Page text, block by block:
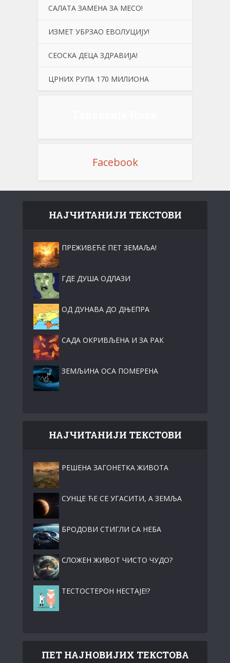
САЛАТА ЗАМЕНА ЗА МЕСО!
ИЗМЕТ УБРЗАО ЕВОЛУЦИЈУ!
СЕОСKА ДЕЦА ЗДРАВИЈА!
ЦРНИХ РУПА 170 МИЛИОНА
Facebook
НАЈЧИТАНИЈИ ТЕКСТОВИ
ПРЕЖИВЕЋЕ ПЕТ ЗЕМАЉА!
ГДЕ ДУША ОДЛАЗИ
ОД ДУНАВА ДО ДЊЕПРА
САДА ОКРИВЉЕНА И ЗА РАК
ЗЕМЉИНА ОСА ПОМЕРЕНА
НАЈЧИТАНИЈИ ТЕКСТОВИ
РЕШЕНА ЗАГОНЕТКА ЖИВОТА
СУНЦЕ ЋЕ СЕ УГАСИТИ, А ЗЕМЉА
БРОДОВИ СТИГЛИ СА НЕБА
СЛОЖЕН ЖИВОТ ЧИСТО ЧУДО?
ТЕСТОСТЕРОН НЕСТАЈЕ!?
ПЕТ НАЈНОВИЈИХ ТЕКСТОВА